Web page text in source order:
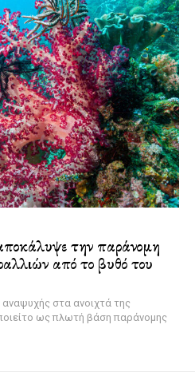
την παράνομη
από το βυθό του
στα ανοιχτά της
ως πλωτή βάση παράνομης